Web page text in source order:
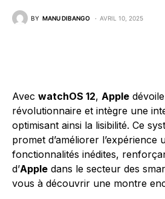
BY MANU DIBANGO AVRIL 10, 2025
Avec watchOS 12, Apple
révolutionnaire et intègre une
optimisant ainsi la lisibilité. Ce
promet d’améliorer l’expérience
fonctionnalités inédites,
d’Apple dans le secteur des
vous à découvrir une montre